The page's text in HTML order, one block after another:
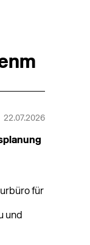
22.07.2026
für
und